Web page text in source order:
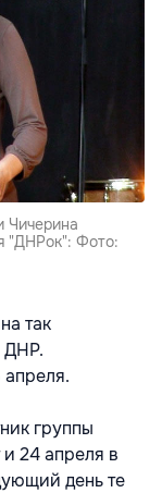
Чичерина
"ДНРок": Фото:
так
ДНР.
группы
24 апреля в
день те